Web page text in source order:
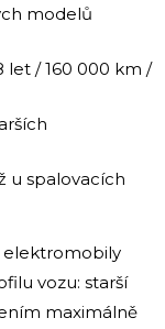
modelů
let / 160 000 km /
u spalovacích
elektromobily
vozu: starší
maximálně